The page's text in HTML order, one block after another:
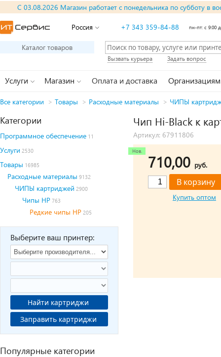
С 03.08.2026 Магазин работает с понедельника по субботу в
Россия +7 343 359-84-88 пн-пт: с 9:00
Каталог товаров
Вызвать курьера Задать вопрос
Услуги Магазин Оплата и доставка Организациям
Все категории > Товары > Расходные материалы > ЧИПЫ
Категории
Программное обеспечение 11
Услуги 2530
Товары 16985
Расходные материалы 9132
ЧИПЫ картриджей 2900
Чипы HP 763
Редкие чипы HP 205
Выберите ваш принтер:
Найти картриджи
Заправить картриджи
Популярные категории
Чип Hi-Black к
Артикул: 67911806
710,00 руб.
Купить оптом